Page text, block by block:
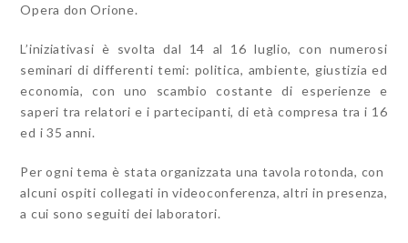
Opera don Orione.
L’iniziativasi è svolta dal 14 al 16 luglio, con numerosi
seminari di differenti temi: politica, ambiente, giustizia ed
economia, con uno scambio costante di esperienze e
saperi tra relatori e i partecipanti, di età compresa tra i 16
ed i 35 anni.
Per ogni tema è stata organizzata una tavola rotonda, con
alcuni ospiti collegati in videoconferenza, altri in presenza,
a cui sono seguiti dei laboratori.